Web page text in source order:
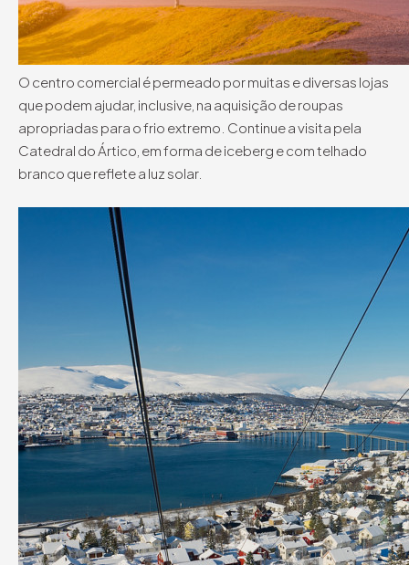
O centro comercial é permeado por muitas e diversas lojas
que podem ajudar, inclusive, na aquisição de roupas
apropriadas para o frio extremo. Continue a visita pela
Catedral do Ártico, em forma de iceberg e com telhado
branco que reflete a luz solar.